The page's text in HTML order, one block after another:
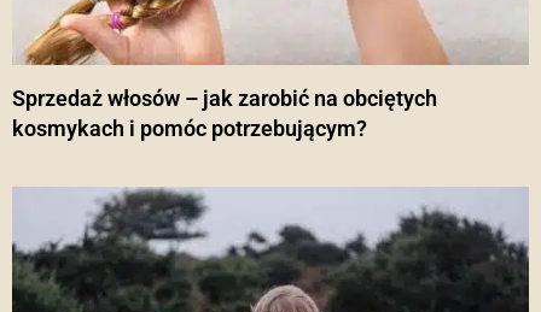
Sprzedaż włosów – jak zarobić na obciętych
kosmykach i pomóc potrzebującym?